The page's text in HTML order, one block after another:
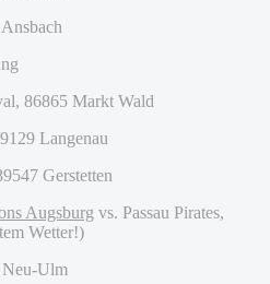
86865 Markt Wald
Langenau
Gerstetten
Augsburg vs. Passau Pirates,
Wetter!)
Ulm